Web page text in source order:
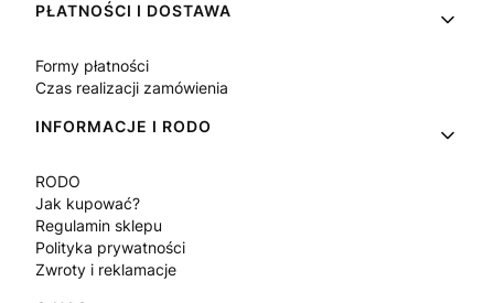
PŁATNOŚCI I DOSTAWA
Formy płatności
Czas realizacji zamówienia
INFORMACJE I RODO
RODO
Jak kupować?
Regulamin sklepu
Polityka prywatności
Zwroty i reklamacje